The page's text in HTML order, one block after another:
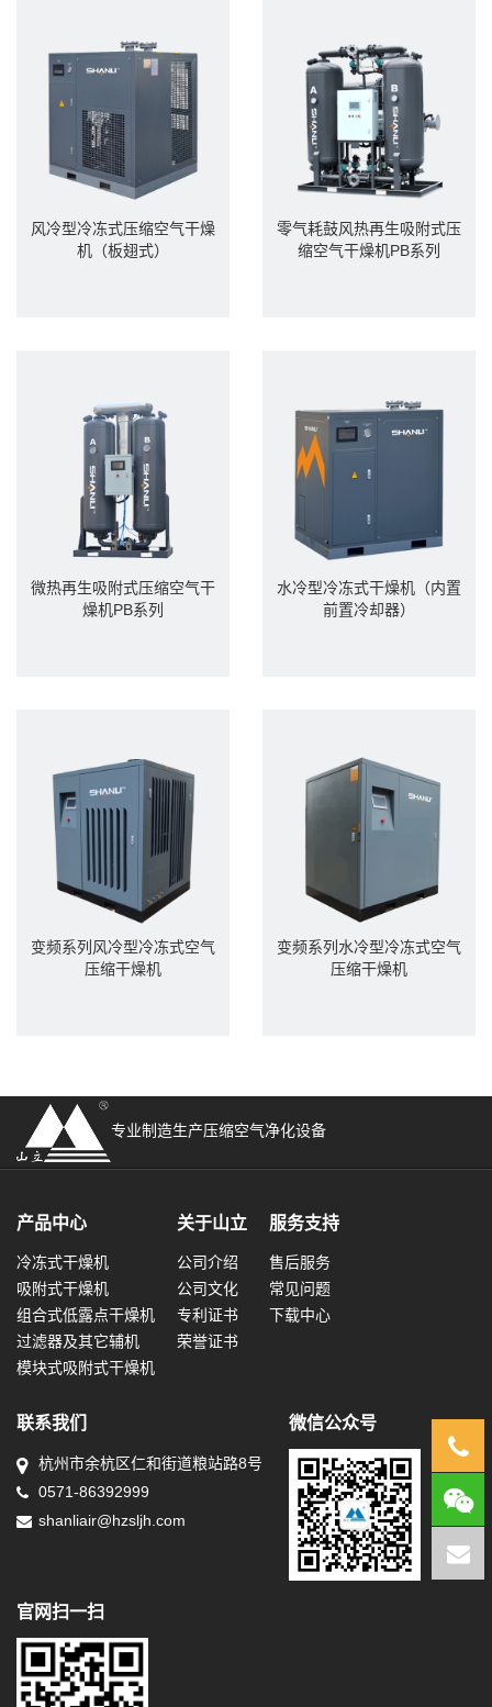
风冷型冷冻式压缩空气干燥
机（板翅式）
零气耗鼓风热再生吸附式压
缩空气干燥机PB系列
微热再生吸附式压缩空气干
燥机PB系列
水冷型冷冻式干燥机（内置
前置冷却器）
变频系列风冷型冷冻式空气
压缩干燥机
变频系列水冷型冷冻式空气
压缩干燥机
专业制造生产压缩空气净化设备
产品中心
冷冻式干燥机
吸附式干燥机
组合式低露点干燥机
过滤器及其它辅机
模块式吸附式干燥机
关于山立
公司介绍
公司文化
专利证书
荣誉证书
服务支持
售后服务
常见问题
下载中心
联系我们
杭州市余杭区仁和街道粮站路8号
0571-86392999
shanliair@hzsljh.com
微信公众号
官网扫一扫